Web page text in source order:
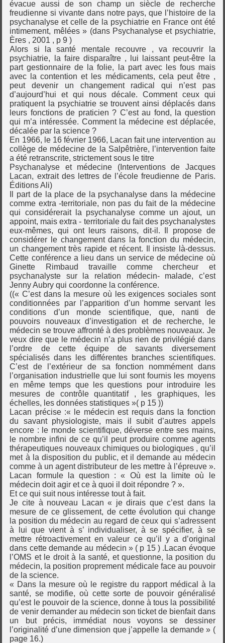
évacue aussi de son champ un siècle de recherche
freudienne si vivante dans notre pays, que l’histoire de la
psychanalyse et celle de la psychiatrie en France ont été
intimement, mêlées » (dans Psychanalyse et psychiatrie,
Ères , 2001 , p 9 )
Alors si la santé mentale recouvre , va recouvrir la
psychiatrie, la faire disparaître , lui laissant peut-être la
part gestionnaire de la folie, la part avec les fous mais
avec la contention et les médicaments, cela peut être ,
peut devenir un changement radical qui n’est pas
d’aujourd’hui et qui nous décale. Comment ceux qui
pratiquent la psychiatrie se trouvent ainsi déplacés dans
leurs fonctions de praticien ? C’est au fond, la question
qui m’a intéressée. Comment la médecine est déplacée,
décalée par la science ?
En 1966, le 16 février 1966, Lacan fait une intervention au
collège de médecine de la Salpêtrière, l’intervention faite
a été retranscrite, strictement sous le titre
Psychanalyse et médecine (Interventions de Jacques
Lacan, extrait des lettres de l’école freudienne de Paris.
Éditions Ali)
Il part de la place de la psychanalyse dans la médecine
comme extra -territoriale, non pas du fait de la médecine
qui considérerait la psychanalyse comme un ajout, un
appoint, mais extra - territoriale du fait des psychanalystes
eux-mêmes, qui ont leurs raisons, dit-il. Il propose de
considérer le changement dans la fonction du médecin,
un changement très rapide et récent. Il insiste là-dessus.
Cette conférence a lieu dans un service de médecine où
Ginette Rimbaud travaille comme chercheur et
psychanalyste sur la relation médecin- malade, c’est
Jenny Aubry qui coordonne la conférence.
((« C’est dans la mesure où les exigences sociales sont
conditionnées par l’apparition d’un homme servant les
conditions d’un monde scientifique, que, nanti de
pouvoirs nouveaux d’investigation et de recherche, le
médecin se trouve affronté à des problèmes nouveaux. Je
veux dire que le médecin n’a plus rien de privilégié dans
l’ordre de cette équipe de savants diversement
spécialisés dans les différentes branches scientifiques.
C’est de l’extérieur de sa fonction nommément dans
l’organisation industrielle que lui sont fournis les moyens
en même temps que les questions pour introduire les
mesures de contrôle quantitatif , les graphiques, les
échelles, les données statistiques »( p 15 ))
Lacan précise :« le médecin est requis dans la fonction
du savant physiologiste, mais il subit d’autres appels
encore : le monde scientifique, déverse entre ses mains,
le nombre infini de ce qu’il peut produire comme agents
thérapeutiques nouveaux chimiques ou biologiques , qu’il
met à la disposition du public, et il demande au médecin
comme à un agent distributeur de les mettre à l’épreuve ».
Lacan formule la question : « Où est la limite où le
médecin doit agir et ce à quoi il doit répondre ? ».
Et ce qui suit nous intéresse tout à fait.
Je cite à nouveau Lacan « je dirais que c’est dans la
mesure de ce glissement, de cette évolution qui change
la position du médecin au regard de ceux qui s’adressent
à lui que vient à s’ individualiser, à se spécifier, à se
mettre rétroactivement en valeur ce qu’il y a d’original
dans cette demande au médecin » ( p 15 ) .Lacan évoque
l’OMS et le droit à la santé, et questionne, la position du
médecin, la position proprement médicale face au pouvoir
de la science.
« Dans la mesure où le registre du rapport médical à la
santé, se modifie, où cette sorte de pouvoir généralisé
qu’est le pouvoir de la science, donne à tous la possibilité
de venir demander au médecin son ticket de bienfait dans
un but précis, immédiat nous voyons se dessiner
l’originalité d’une dimension que j’appelle la demande » (
page 16.)